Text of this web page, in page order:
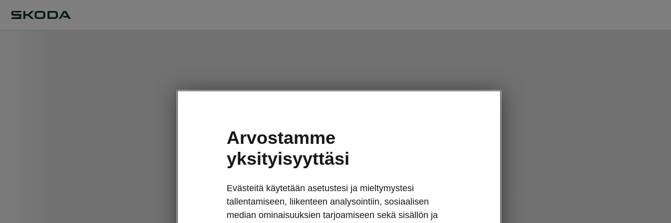
Arvostamme
yksityisyyttäsi
Evästeitä käytetään asetustesi ja mieltymystesi
tallentamiseen, liikenteen analysointiin, sosiaalisen
median ominaisuuksien tarjoamiseen sekä sisällön ja